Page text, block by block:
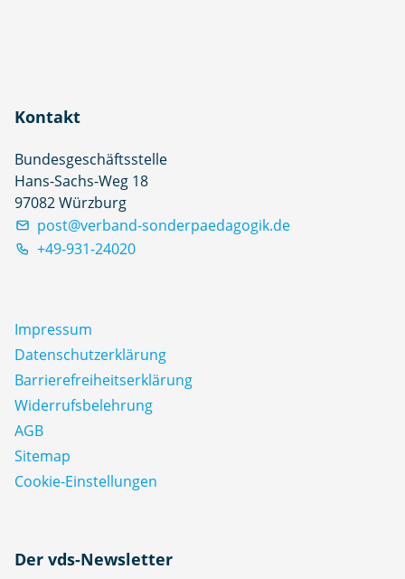
Kontakt
Bundesgeschäftsstelle
Hans-Sachs-Weg 18
97082 Würzburg
post@verband-sonderpaedagogik.de
+49-931-24020
Impressum
Datenschutz­erklärung
Barrierefreiheitserklärung
Widerrufsbelehrung
AGB
Sitemap
Cookie-Einstellungen
Der vds-Newsletter
N